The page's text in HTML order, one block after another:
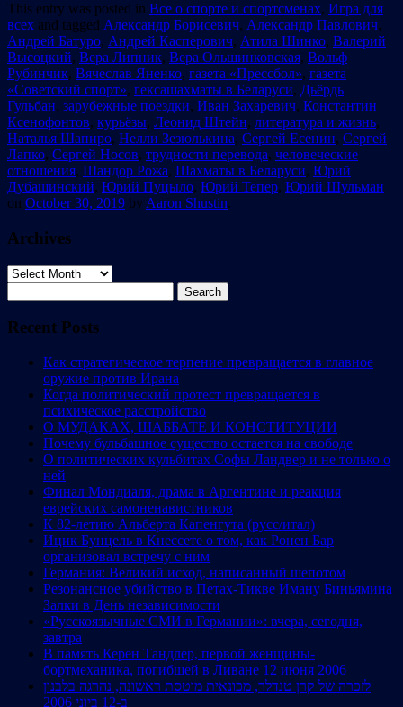
This entry was posted in Все о спорте и спортсменах, Игра для
всех and tagged Александр Борисевич, Александр Павлович,
Андрей Батуро, Андрей Касперович, Атила Шинко, Валерий
Высоцкий, Вера Липник, Вера Ольшинковская, Вольф
Рубинчик, Вячеслав Яненко, газета «Прессбол», газета
«Советский спорт», гексашахматы в Беларуси, Дьёрдь
Гульбан, зарубежные поездки, Иван Захаревич, Константин
Ксенофонтов, курьёзы, Леонид Штейн, литература и жизнь,
Наталья Шапиро, Нелли Зезюлькина, Сергей Есенин, Сергей
Лапко, Сергей Носов, трудности перевода, человеческие
отношения, Шандор Рожа, Шахматы в Беларуси, Юрий
Дубашинский, Юрий Пуцыло, Юрий Тепер, Юрий Шульман
on October 30, 2019 by Aaron Shustin.
Archives
Archives
for:
Recent Posts
Как стратегическое терпение превращается в главное
оружие против Ирана
Когда политический протест превращается в
психическое расстройство
О МУДАКАХ, ШАББАТЕ И КОНСТИТУЦИИ
Почему бульбашное существо остается на свободе
О политических кульбитах Софы Ландвер и не только о
ней
Финал Мондиаля, драма в Аргентине и реакция
еврейских самоненавистников
К 82-летию Альберта Капенгута (русс/итал)
Ицик Бунцель в Кнессете о том, как Ронен Бар
организовал встречу с ним
Германия: Великий исход, написанный шепотом
Резонансное убийство в Петах-Тикве Иману Биньямина
Залки в День независимости
«Русскоязычные СМИ в Германии»: вчера, сегодня,
завтра
В память Керен Тандлер, первой женщины-
бортмеханика, погибшей в Ливане 12 июня 2006
לזכרה של קרן טנדלר, מכונאית מוטסת ראשונה, נהרגה בלבנון
ב-12 ביוני 2006